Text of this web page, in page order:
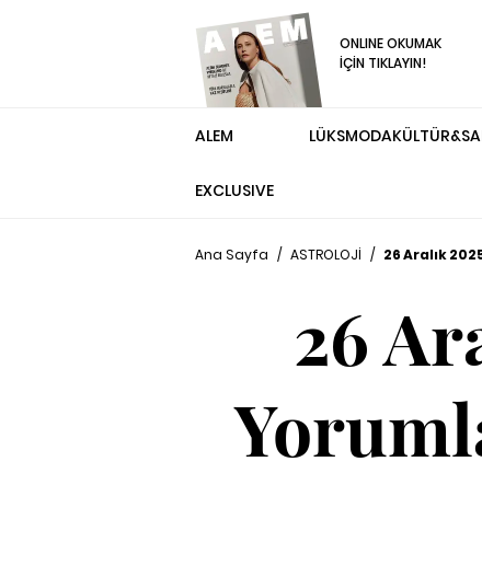
ONLINE OKUMAK
İÇİN TIKLAYIN!
ALEM
EXCLUSIVE
LÜKSMODA
Ana Sayfa / ASTROLOJİ / 26 Aralık
26